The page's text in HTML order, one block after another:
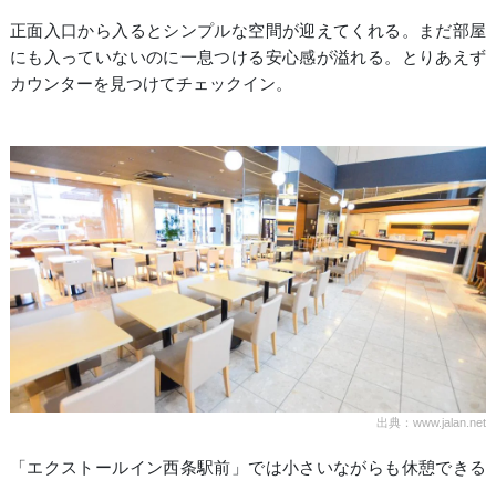
正面入口から入るとシンプルな空間が迎えてくれる。まだ部屋
にも入っていないのに一息つける安心感が溢れる。とりあえず
カウンターを見つけてチェックイン。
出典：www.jalan.net
「エクストールイン西条駅前」では小さいながらも休憩できる